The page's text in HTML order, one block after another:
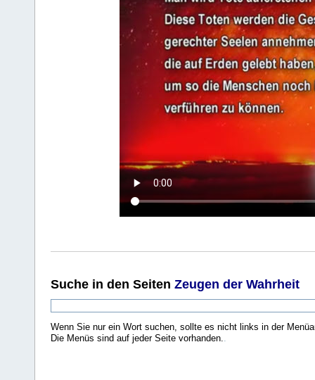
Suche in den Seiten Zeugen der Wahrheit
Wenn Sie nur ein Wort suchen, sollte es nicht links in der
Die Menüs sind auf jeder Seite vorhanden..